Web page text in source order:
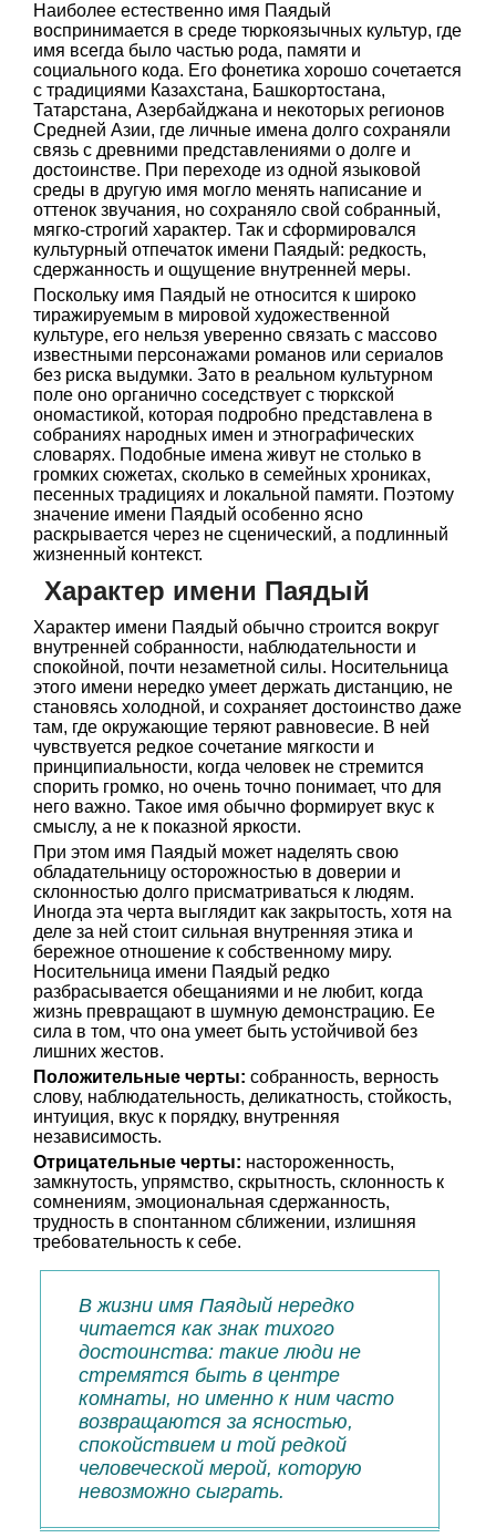
Наиболее естественно имя Паядый
воспринимается в среде тюркоязычных культур, где
имя всегда было частью рода, памяти и
социального кода. Его фонетика хорошо сочетается
с традициями Казахстана, Башкортостана,
Татарстана, Азербайджана и некоторых регионов
Средней Азии, где личные имена долго сохраняли
связь с древними представлениями о долге и
достоинстве. При переходе из одной языковой
среды в другую имя могло менять написание и
оттенок звучания, но сохраняло свой собранный,
мягко-строгий характер. Так и сформировался
культурный отпечаток имени Паядый: редкость,
сдержанность и ощущение внутренней меры.
Поскольку имя Паядый не относится к широко
тиражируемым в мировой художественной
культуре, его нельзя уверенно связать с массово
известными персонажами романов или сериалов
без риска выдумки. Зато в реальном культурном
поле оно органично соседствует с тюркской
ономастикой, которая подробно представлена в
собраниях народных имен и этнографических
словарях. Подобные имена живут не столько в
громких сюжетах, сколько в семейных хрониках,
песенных традициях и локальной памяти. Поэтому
значение имени Паядый особенно ясно
раскрывается через не сценический, а подлинный
жизненный контекст.
Характер имени Паядый
Характер имени Паядый обычно строится вокруг
внутренней собранности, наблюдательности и
спокойной, почти незаметной силы. Носительница
этого имени нередко умеет держать дистанцию, не
становясь холодной, и сохраняет достоинство даже
там, где окружающие теряют равновесие. В ней
чувствуется редкое сочетание мягкости и
принципиальности, когда человек не стремится
спорить громко, но очень точно понимает, что для
него важно. Такое имя обычно формирует вкус к
смыслу, а не к показной яркости.
При этом имя Паядый может наделять свою
обладательницу осторожностью в доверии и
склонностью долго присматриваться к людям.
Иногда эта черта выглядит как закрытость, хотя на
деле за ней стоит сильная внутренняя этика и
бережное отношение к собственному миру.
Носительница имени Паядый редко
разбрасывается обещаниями и не любит, когда
жизнь превращают в шумную демонстрацию. Ее
сила в том, что она умеет быть устойчивой без
лишних жестов.
Положительные черты: собранность, верность
слову, наблюдательность, деликатность, стойкость,
интуиция, вкус к порядку, внутренняя
независимость.
Отрицательные черты: настороженность,
замкнутость, упрямство, скрытность, склонность к
сомнениям, эмоциональная сдержанность,
трудность в спонтанном сближении, излишняя
требовательность к себе.
В жизни имя Паядый нередко
читается как знак тихого
достоинства: такие люди не
стремятся быть в центре
комнаты, но именно к ним часто
возвращаются за ясностью,
спокойствием и той редкой
человеческой мерой, которую
невозможно сыграть.